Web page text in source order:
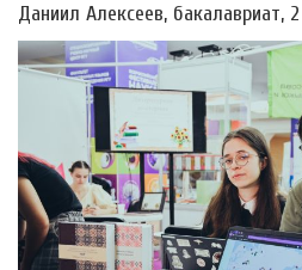
Даниил Алексеев, бакалавриат,